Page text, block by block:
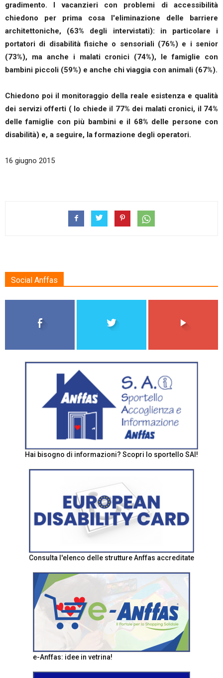
gradimento. I vacanzieri con problemi di accessibilità
chiedono per prima cosa l'eliminazione delle barriere
architettoniche, (63% degli intervistati): in particolare i
portatori di disabilità fisiche o sensoriali (76%) e i senior
(73%), ma anche i malati cronici (74%), le famiglie con
bambini piccoli (59%) e anche chi viaggia con animali (67%).
Chiedono poi il monitoraggio della reale esistenza e qualità
dei servizi offerti ( lo chiede il 77% dei malati cronici, il 74%
delle famiglie con più bambini e il 68% delle persone con
disabilità) e, a seguire, la formazione degli operatori.
16 giugno 2015
Social Anffas
Hai bisogno di informazioni? Scopri lo sportello SAI!
Consulta l'elenco delle strutture Anffas accreditate
e-Anffas: idee in vetrina!